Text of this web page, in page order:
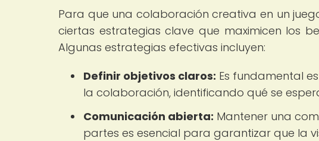
Para que una colaboración creativa en un
ciertas estrategias clave que maximicen los
Algunas estrategias efectivas incluyen:
Definir objetivos claros: Es fundamental
la colaboración, identificando qué se
Comunicación abierta: Mantener una
partes es esencial para garantizar que la